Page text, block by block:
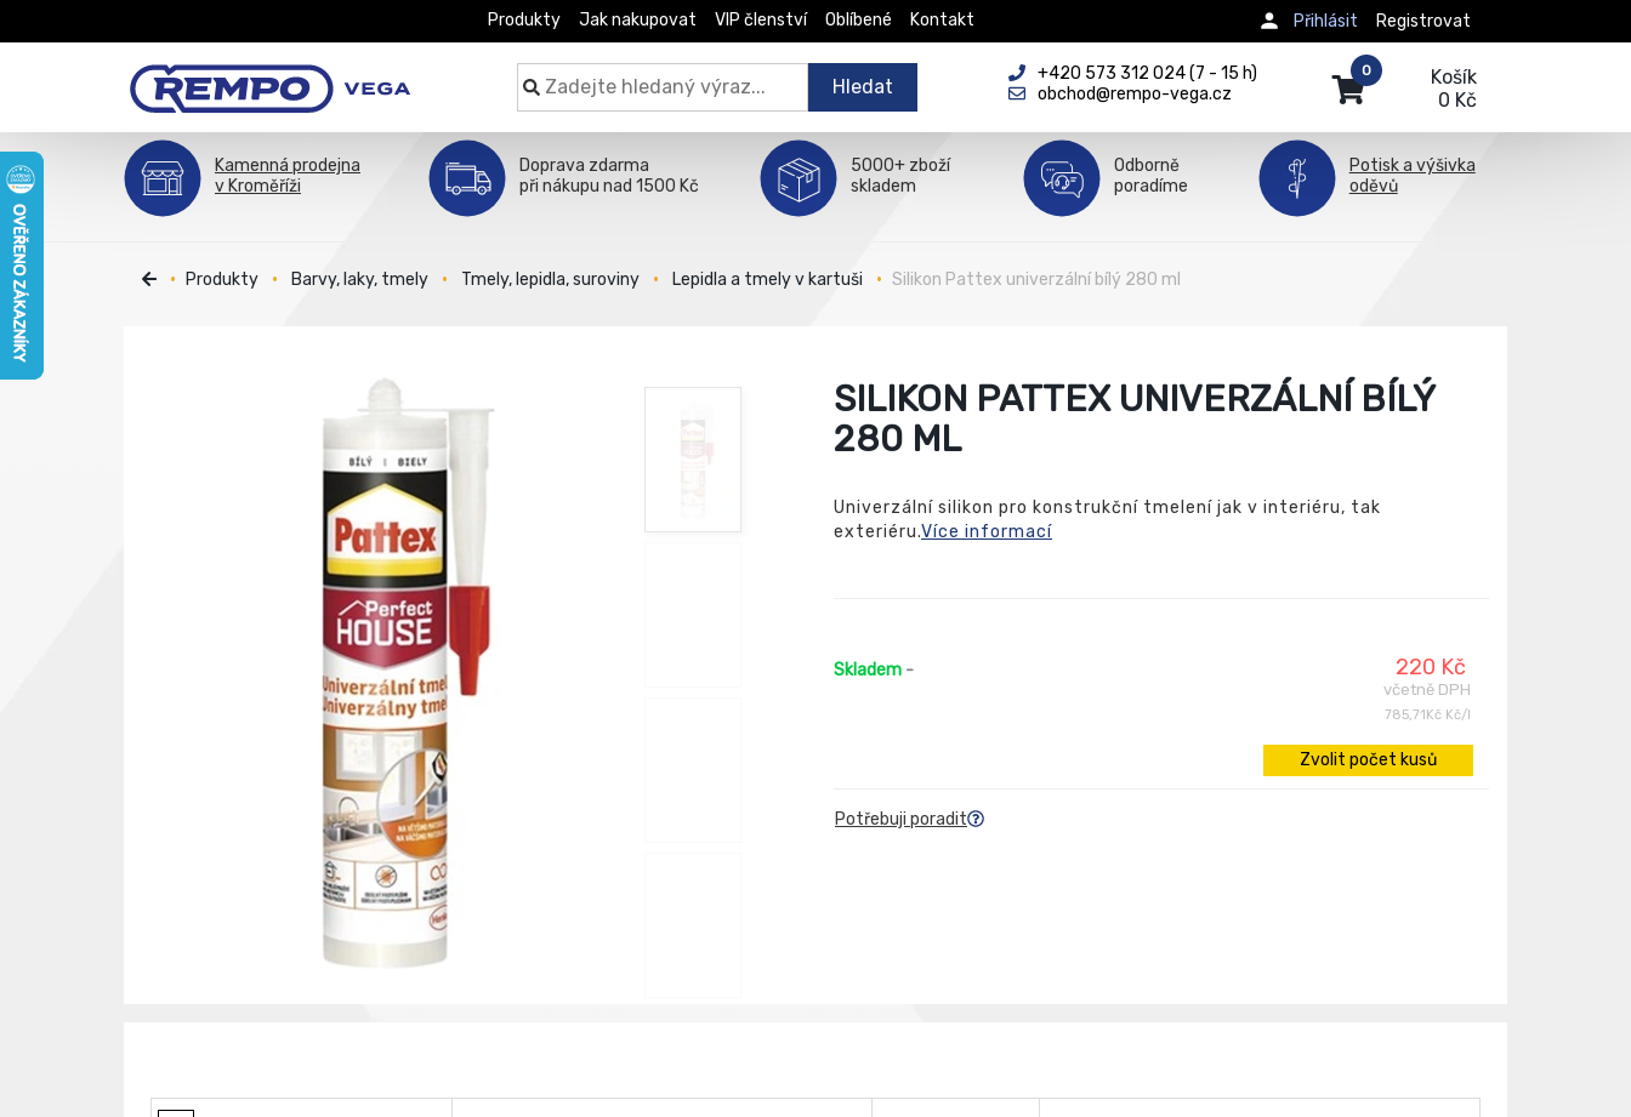
Produkty Jak nakupovat VIP členství Oblíbené Kontakt Registrovat
Přihlásit
Hledat
+420 573 312 024 (7 - 15 h)
obchod@rempo-vega.cz
Košík
0 Kč
0
Kamenná prodejna
v Kroměříži
Doprava zdarma
při nákupu nad 1500 Kč
5000+ zboží
skladem
Odborně
poradíme
Potisk a výšivka
oděvů
Produkty Barvy, laky, tmely Tmely, lepidla, suroviny Lepidla a tmely v kartuši Silikon Pattex univerzální bílý 280 ml
SILIKON PATTEX UNIVERZÁLNÍ BÍLÝ
280 ML
Univerzální silikon pro konstrukční tmelení jak v interiéru, tak
exteriéru.Více informací
Skladem - 220 Kč
včetně DPH
785,71Kč Kč/l
Zvolit počet kusů
Potřebuji poradit